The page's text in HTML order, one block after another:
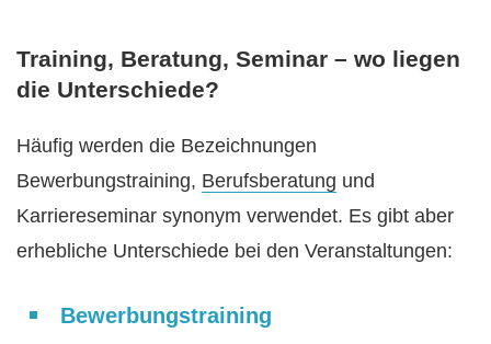
Training, Beratung, Seminar – wo liegen
die Unterschiede?
Häufig werden die Bezeichnungen
Bewerbungstraining, Berufsberatung und
Karriereseminar synonym verwendet. Es gibt aber
erhebliche Unterschiede bei den Veranstaltungen:
Bewerbungstraining